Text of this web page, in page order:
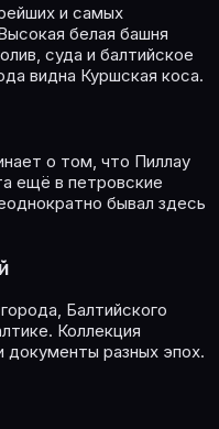
и самых
белая башня
суда и балтийское
видна Куршская коса.
о том, что Пиллау
ещё в петровские
бывал здесь
Балтийского
Коллекция
разных эпох.